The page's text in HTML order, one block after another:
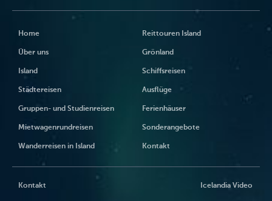
Home
Über uns
Island
Städtereisen
Gruppen- und Studienreisen
Mietwagenrundreisen
Wanderreisen in Island
Reittouren Island
Grönland
Schiffsreisen
Ausflüge
Ferienhäuser
Sonderangebote
Kontakt
Kontakt Icelandia Video